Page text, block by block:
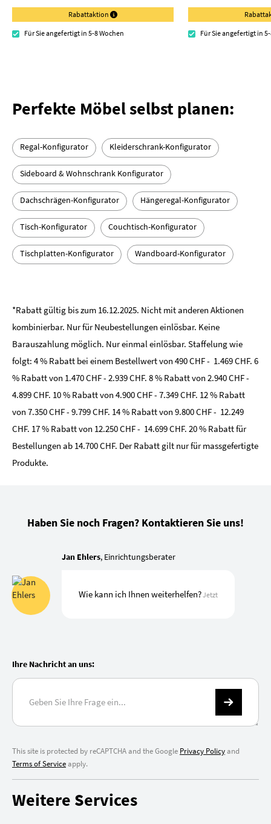
Rabattaktion
Für Sie angefertigt in 5-8 Wochen Für Sie angefertigt in
Perfekte Möbel selbst planen:
Regal-Konfigurator Kleiderschrank-Konfigurator
Sideboard & Wohnschrank Konfigurator
Dachschrägen-Konfigurator Hängeregal-Konfigurator
Tisch-Konfigurator Couchtisch-Konfigurator
Tischplatten-Konfigurator Wandboard-Konfigurator
*Rabatt gültig bis zum 16.12.2025. Nicht mit anderen Aktionen
kombinierbar. Nur für Neubestellungen einlösbar. Keine
Barauszahlung möglich. Nur einmal einlösbar. Staffelung wie
folgt: 4 % Rabatt bei einem Bestellwert von 490 CHF - 1.469 CHF. 6
% Rabatt von 1.470 CHF - 2.939 CHF. 8 % Rabatt von 2.940 CHF -
4.899 CHF. 10 % Rabatt von 4.900 CHF - 7.349 CHF. 12 % Rabatt
von 7.350 CHF - 9.799 CHF. 14 % Rabatt von 9.800 CHF - 12.249
CHF. 17 % Rabatt von 12.250 CHF - 14.699 CHF. 20 % Rabatt für
Bestellungen ab 14.700 CHF. Der Rabatt gilt nur für massgefertigte
Produkte.
Haben Sie noch Fragen? Kontaktieren Sie uns!
Jan Ehlers, Einrichtungsberater
Wie kann ich Ihnen weiterhelfen?Jetzt
Ihre Nachricht an uns:
This site is protected by reCAPTCHA and the Google Privacy Policyand
Terms of Serviceapply.
Weitere Services